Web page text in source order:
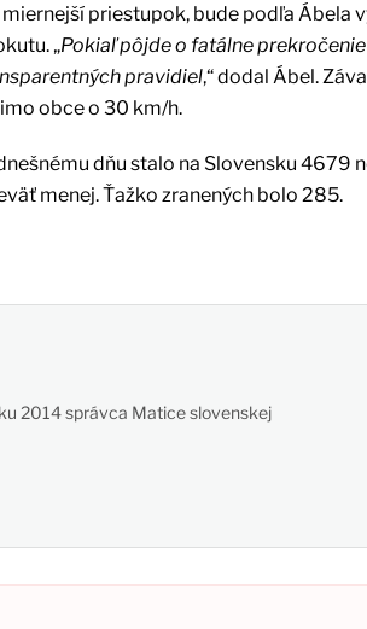
priestupok, bude podľa Ábela
„Pokiaľ pôjde o fatálne
pravidiel,“ dodal Ábel.
obce o 30 km/h.
dňu stalo na Slovensku 4679
menej. Ťažko zranených bolo 285.
2014 správca Matice slovenskej